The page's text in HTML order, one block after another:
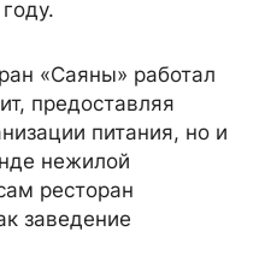
«Саяны» работал
предоставляя
питания, но и
нежилой
ресторан
заведение